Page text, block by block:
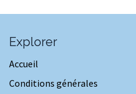
Explorer
Accueil
Conditions générales